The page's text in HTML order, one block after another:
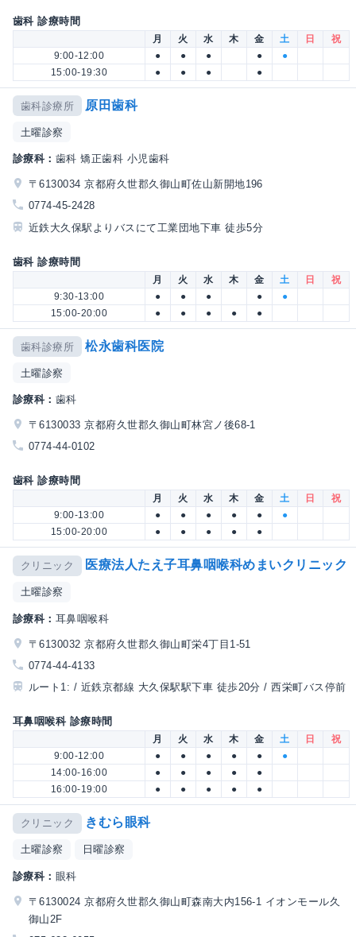
歯科 診療時間
月 火 水 木 金 土 日
祝
9:00-12:00
● ● ● ●
●
15:00-19:30
● ● ● ●
歯科診療所 原田歯科
土曜診察
診療科： 歯科 矯正歯科 小児歯科
〒6130034 京都府久世郡久御山町佐山新開地196
0774-45-2428
近鉄大久保駅よりバスにて工業団地下車 徒歩5分
歯科 診療時間
月 火 水 木 金 土 日
祝
9:30-13:00
● ● ● ●
●
15:00-20:00
● ● ● ● ●
歯科診療所 松永歯科医院
土曜診察
診療科： 歯科
〒6130033 京都府久世郡久御山町林宮ノ後68-1
0774-44-0102
歯科 診療時間
月 火 水 木 金 土 日
祝
9:00-13:00
● ● ● ● ●
●
15:00-20:00
● ● ● ● ●
クリニック 医療法人たえ子耳鼻咽喉科めまいクリニック
土曜診察
診療科： 耳鼻咽喉科
〒6130032 京都府久世郡久御山町栄4丁目1-51
0774-44-4133
ルート1: / 近鉄京都線 大久保駅駅下車 徒歩20分 / 西栄町バス停前
耳鼻咽喉科 診療時間
月 火 水 木 金 土 日
祝
9:00-12:00
● ● ● ● ●
●
14:00-16:00
● ● ● ●
●
16:00-19:00
● ● ● ● ●
クリニック きむら眼科
土曜診察 日曜診察
診療科： 眼科
〒6130024 京都府久世郡久御山町森南大内156-1 イオンモール久
御山2F